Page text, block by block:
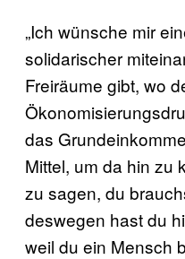
„Ich wünsche mir
solidarischer
Freiräume gibt, wo
das
Mittel, um da hin zu
zu sagen, du
deswegen hast du
weil du ein Mensch